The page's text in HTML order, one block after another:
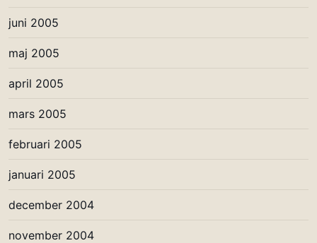
juni 2005
maj 2005
april 2005
mars 2005
februari 2005
januari 2005
december 2004
november 2004